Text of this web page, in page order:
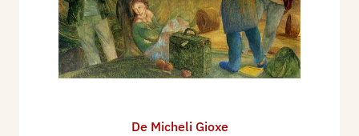
De Micheli Gioxe